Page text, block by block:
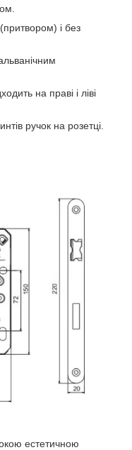
і без
на праві і ліві
ручок на розетці.
естетичною